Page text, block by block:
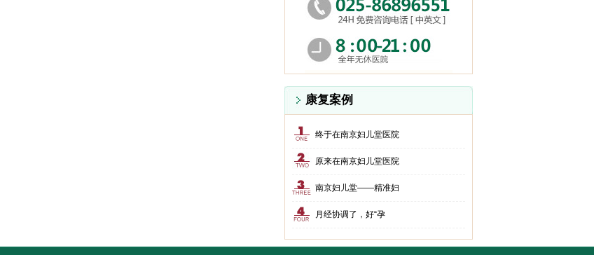
康复案例
终于在南京妇儿堂医院
原来在南京妇儿堂医院
南京妇儿堂——精准妇
月经协调了，好“孕